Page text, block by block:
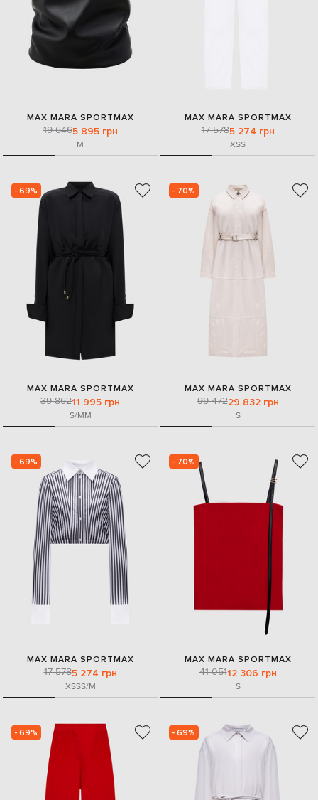
MAX MARA SPORTMAX
19 6465 895 грн
M
MAX MARA SPORTMAX
17 5785 274 грн
XSS
- 69%
MAX MARA SPORTMAX
39 86211 995 грн
S/MM
- 70%
MAX MARA SPORTMAX
99 47229 832 грн
S
- 69%
MAX MARA SPORTMAX
17 5785 274 грн
XSSS/M
- 70%
MAX MARA SPORTMAX
41 05112 306 грн
S
- 69% - 69%